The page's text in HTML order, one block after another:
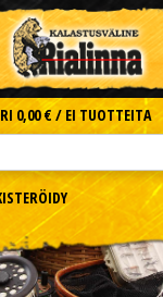
0,00 € / EI TUOTTEITA